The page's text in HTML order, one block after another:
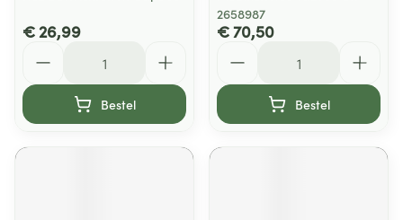
€ 26,99
Bestel
2658987
€ 70,50
Bestel